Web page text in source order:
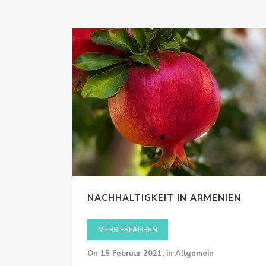
NACHHALTIGKEIT IN ARMENIEN
MEHR ERFAHREN
on 15 Februar 2021, in Allgemein